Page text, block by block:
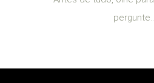
pergunte...